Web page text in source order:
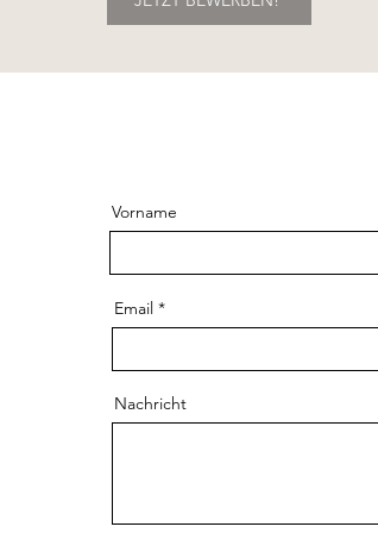
Vorname
Email
Nachricht